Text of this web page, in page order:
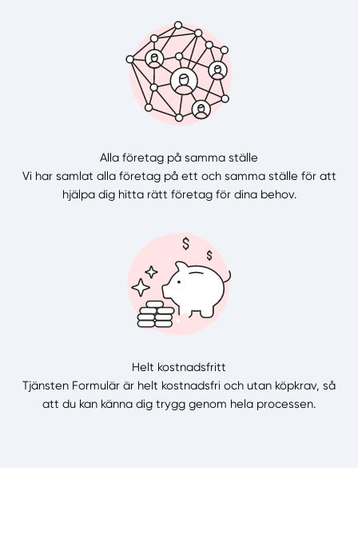
Alla företag på samma ställe
Vi har samlat alla företag på ett och samma ställe för att
hjälpa dig hitta rätt företag för dina behov.
Helt kostnadsfritt
Tjänsten Formulär är helt kostnadsfri och utan köpkrav, så
att du kan känna dig trygg genom hela processen.